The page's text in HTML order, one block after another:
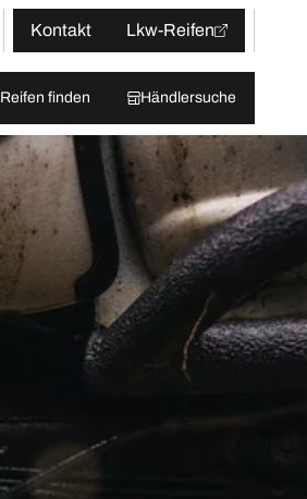
Kontakt Lkw-Reifen
Reifen finden Händlersuche